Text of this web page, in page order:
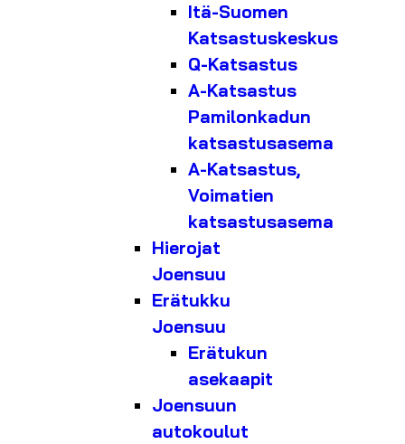
Itä-Suomen
Katsastuskeskus
Q-Katsastus
A-Katsastus
Pamilonkadun
katsastusasema
A-Katsastus,
Voimatien
katsastusasema
Hierojat
Joensuu
Erätukku
Joensuu
Erätukun
asekaapit
Joensuun
autokoulut